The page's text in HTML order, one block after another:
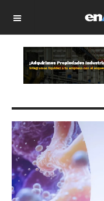
OFF CANVAS